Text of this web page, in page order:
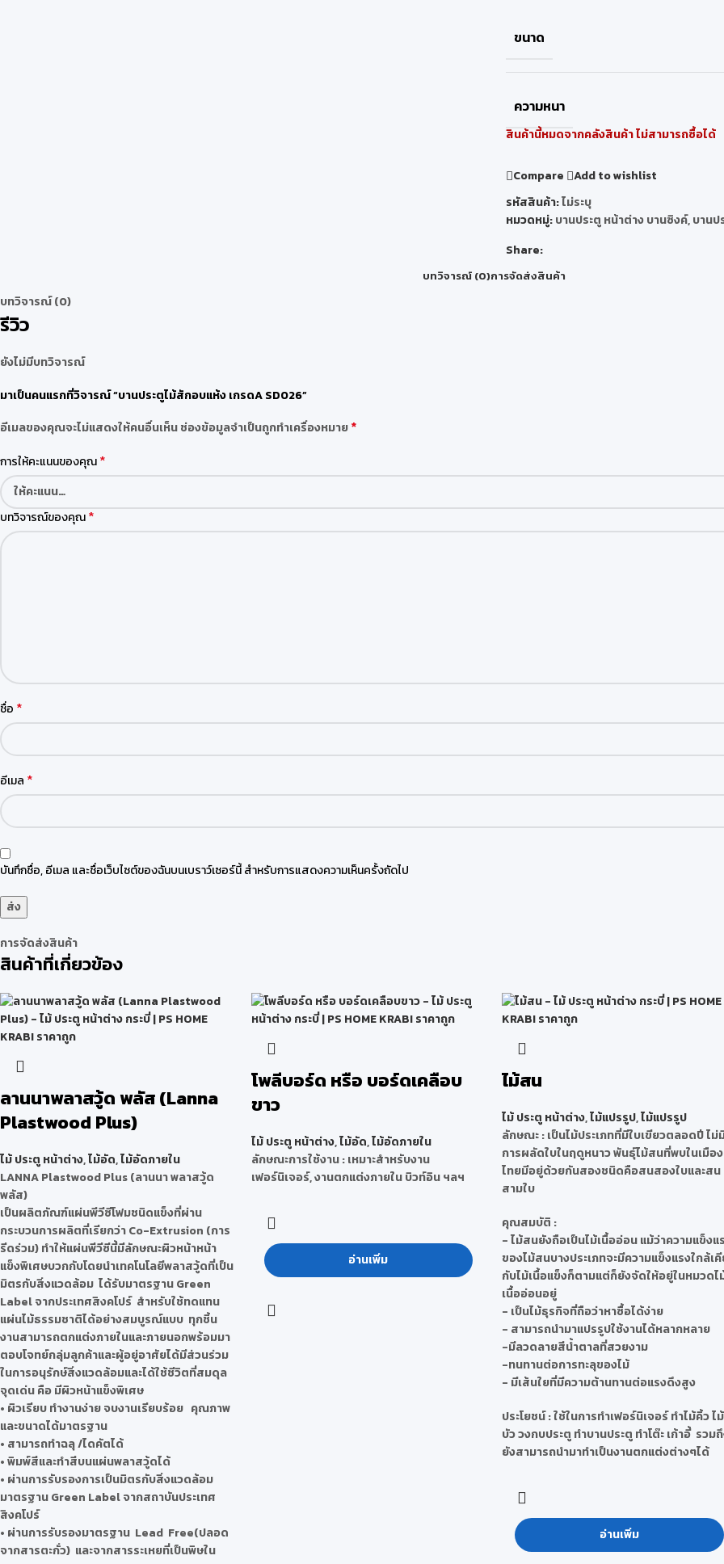
ขนาด
ความหนา
สินค้านี้หมดจากคลังสินค้า ไม่สามารถซื้อได้
Compare
Add to wishlist
รหัสสินค้า:ไม่ระบุ
หมวดหมู่:บานประตู หน้าต่าง บานซิงค์,บานป
Share:
บทวิจารณ์ (0)การจัดส่งสินค้า
บทวิจารณ์ (0)
รีวิว
ยังไม่มีบทวิจารณ์
มาเป็นคนแรกที่วิจารณ์ “บานประตูไม้สักอบแห้ง เกรดA SD026”
อีเมลของคุณจะไม่แสดงให้คนอื่นเห็นช่องข้อมูลจำเป็นถูกทำเครื่องหมาย*
การให้คะแนนของคุณ*
บทวิจารณ์ของคุณ*
ชื่อ *
อีเมล *
บันทึกชื่อ, อีเมล และชื่อเว็บไซต์ของฉันบนเบราว์เซอร์นี้ สำหรับการแสดงความเห็นครั้งถัดไป
การจัดส่งสินค้า
สินค้าที่เกี่ยวข้อง
ลานนาพลาสวู้ด พลัส (Lanna
Plastwood Plus)
ไม้ ประตู หน้าต่าง,ไม้อัด,ไม้อัดภายใน
LANNA Plastwood Plus (ลานนา พลาสวู้ด
พลัส)
เป็นผลิตภัณฑ์แผ่นพีวีซีโฟมชนิดแข็งที่ผ่าน
กระบวนการผลิตที่เรียกว่า Co-Extrusion (การ
รีดร่วม) ทำให้แผ่นพีวีซีนี้มีลักษณะผิวหน้าหน้า
แข็งพิเศษบวกกับโดยนำเทคโนโลยีพลาสวู้ดที่เป็น
มิตรกับสิ่งแวดล้อม ได้รับมาตรฐาน Green
Label จากประเทศสิงคโปร์ สำหรับใช้ทดแทน
แผ่นไม้ธรรมชาติได้อย่างสมบูรณ์แบบ ทุกชิ้น
งานสามารถตกแต่งภายในและภายนอกพร้อมมา
ตอบโจทย์กลุ่มลูกค้าและผู้อยู่อาศัยได้มีส่วนร่วม
ในการอนุรักษ์สิ่งแวดล้อมและได้ใช้ชีวิตที่สมดุล
จุดเด่น คือ มีผิวหน้าแข็งพิเศษ
• ผิวเรียบ ทำงานง่าย จบงานเรียบร้อย คุณภาพ
และขนาดได้มาตรฐาน
• สามารถทำฉลุ /ไดคัตได้
• พิมพ์สีและทำสีบนแผ่นพลาสวู้ดได้
• ผ่านการรับรองการเป็นมิตรกับสิ่งแวดล้อม
มาตรฐาน Green Label จากสถาบันประเทศ
สิงคโปร์
• ผ่านการรับรองมาตรฐาน Lead Free(ปลอด
จากสารตะกั่ว) และจากสารระเหยที่เป็นพิษใน
โพลีบอร์ด หรือ บอร์ดเคลือบ
ขาว
ไม้ ประตู หน้าต่าง,ไม้อัด,ไม้อัดภายใน
ลักษณะการใช้งาน : เหมาะสำหรับงาน
เฟอร์นิเจอร์, งานตกแต่งภายใน บิวท์อิน ฯลฯ
อ่านเพิ่ม
ไม้สน
ไม้ ประตู หน้าต่าง,ไม้แปรรูป,ไม้แปรรูป
ลักษณะ: เป็นไม้ประเภทที่มีใบเขียวตลอดปี ไม่
การผลัดใบในฤดูหนาว พันธุ์ไม้สนที่พบในเมือง
ไทยมีอยู่ด้วยกันสองชนิดคือสนสองใบและสน
สามใบ
คุณสมบัติ :
- ไม้สนยังถือเป็นไม้เนื้ออ่อน แม้ว่าความแข็งแ
ของไม้สนบางประเภทจะมีความแข็งแรงใกล้เ
กับไม้เนื้อแข็งก็ตามแต่ก็ยังจัดให้อยู่ในหมวดไ
เนื้ออ่อนอยู่
- เป็นไม้ธุรกิจที่ถือว่าหาซื้อได้ง่าย
- สามารถนำมาแปรรูปใช้งานได้หลากหลาย
-มีลวดลายสีน้ำตาลที่สวยงาม
-ทนทานต่อการทะลุของไม้
- มีเส้นใยที่มีความต้านทานต่อแรงดึงสูง
ประโยชน์: ใช้ในการทำเฟอร์นิเจอร์ ทำไม้คิ้ว ไม้
บัว วงกบประตู ทำบานประตู ทำโต๊ะ เก้าอี้ รวม
ยังสามารถนำมาทำเป็นงานตกแต่งต่างๆได้
อ่านเพิ่ม